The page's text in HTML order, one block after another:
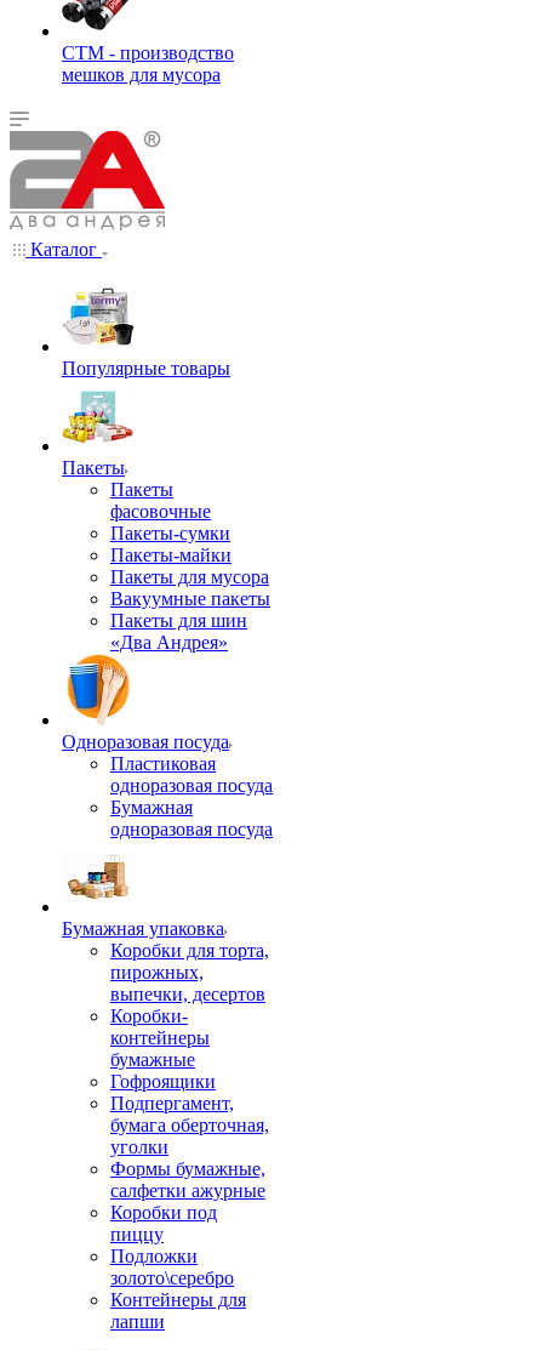
СТМ - производство
мешков для мусора
Каталог
Популярные товары
Пакеты
Пакеты
фасовочные
Пакеты-сумки
Пакеты-майки
Пакеты для мусора
Вакуумные пакеты
Пакеты для шин
«Два Андрея»
Одноразовая посуда
Пластиковая
одноразовая посуда
Бумажная
одноразовая посуда
Бумажная упаковка
Коробки для торта,
пирожных,
выпечки, десертов
Коробки-
контейнеры
бумажные
Гофроящики
Подпергамент,
бумага оберточная,
уголки
Формы бумажные,
салфетки ажурные
Коробки под
пиццу
Подложки
золото\серебро
Контейнеры для
лапши